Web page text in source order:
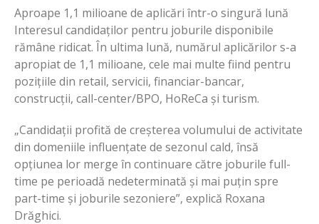
Aproape 1,1 milioane de aplicări într-o singură lună
Interesul candidaților pentru joburile disponibile
rămâne ridicat. În ultima lună, numărul aplicărilor s-a
apropiat de 1,1 milioane, cele mai multe fiind pentru
pozițiile din retail, servicii, financiar-bancar,
construcții, call-center/BPO, HoReCa și turism.
„Candidații profită de creșterea volumului de activitate
din domeniile influențate de sezonul cald, însă
opțiunea lor merge în continuare către joburile full-
time pe perioadă nedeterminată și mai puțin spre
part-time și joburile sezoniere”, explică Roxana
Drăghici.